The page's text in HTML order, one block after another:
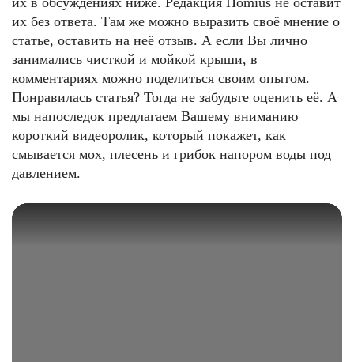
их без ответа. Там же можно выразить своё мнение о
статье, оставить на неё отзыв. А если Вы лично
занимались чисткой и мойкой крыши, в
комментариях можно поделиться своим опытом.
Понравилась статья? Тогда не забудьте оценить её. А
мы напоследок предлагаем Вашему вниманию
короткий видеоролик, который покажет, как
смывается мох, плесень и грибок напором воды под
давлением.